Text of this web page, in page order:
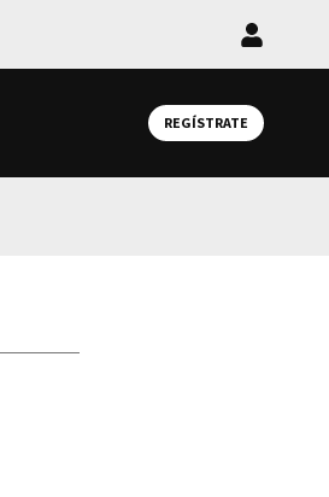
Iniciar
REGÍSTRATE